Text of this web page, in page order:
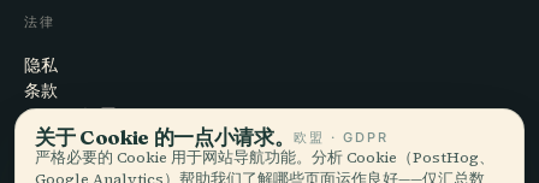
法律
隐私
条款
Cookie 设置
注销账户
关于 Cookie 的一点小请求。欧盟 · GDPR
严格必要的 Cookie 用于网站导航功能。分析 Cookie（PostHog、
Google Analytics）帮助我们了解哪些页面运作良好——仅汇总数